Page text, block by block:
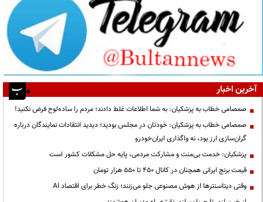
آخرین اخبار
صمصامی خطاب به پزشکیان: به شما اطلاعات غلط دادند؛ مردم را ساده‌لوح فرض نکنید!
صمصامی خطاب به پزشکیان: خودتان در مجلس بودید؛ دیدید انتقادات نمایندگان درباره
گران‌سازی ارز بود، نه واگذاری ایران‌خودرو
پزشکیان: خدمت بی‌منت و مشارکت مردمی، پایه حل مشکلات کشور است
قیمت‌ برنج ایرانی همچنان در کانال ۴۵۰ تا ۵۵۰ هزار تومان
وقتی دیتاسنترها از هوش مصنوعی جلو می‌زنند؛ زنگ خطر برای اقتصاد AI